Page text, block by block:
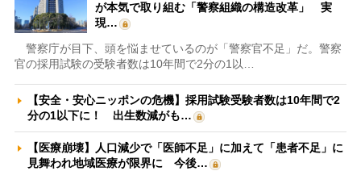
が本気で取り組む「警察組織の構造改革」 実
現…
警察庁が目下、頭を悩ませているのが「警察官不足」だ。警察
官の採用試験の受験者数は10年間で2分の1以…
【安全・安心ニッポンの危機】採用試験受験者数は10年間で2
分の1以下に！ 出生数減がも…
【医療崩壊】人口減少で「医師不足」に加えて「患者不足」に
見舞われ地域医療が限界に 今後…